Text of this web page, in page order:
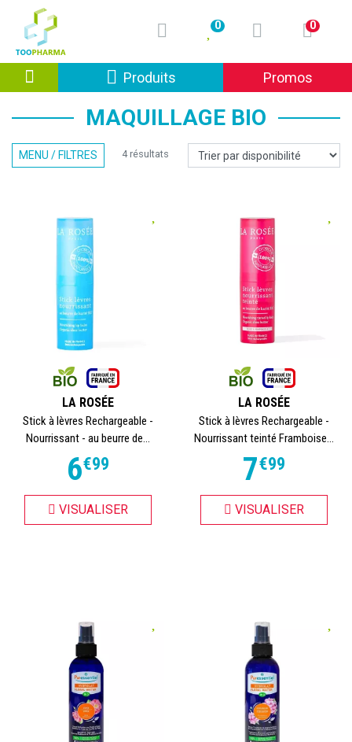
0 0
ProduitsAfficher la navigation
Promos
MAQUILLAGE BIO
MENU / FILTRES 4 résultats
LA ROSÉE
Stick à lèvres Rechargeable -
Nourrissant - au beurre de...
6€99
VISUALISER
LA ROSÉE
Stick à lèvres Rechargeable -
Nourrissant teinté Framboise...
7€99
VISUALISER